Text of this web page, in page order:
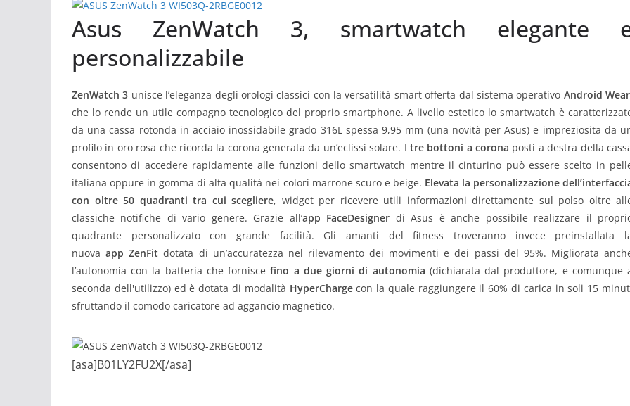
Asus ZenWatch 3, smartwatch elegante
personalizzabile
ZenWatch 3 unisce l’eleganza degli orologi classici con la versatilità smart offerta dal sistema operativo Android Wear
che lo rende un utile compagno tecnologico del proprio smartphone. A livello estetico lo smartwatch è
da una cassa rotonda in acciaio inossidabile grado 316L spessa 9,95 mm (una novità per Asus) e impreziosita da
profilo in oro rosa che ricorda la corona generata da un’eclissi solare. I tre bottoni a corona posti a destra della
consentono di accedere rapidamente alle funzioni dello smartwatch mentre il cinturino può essere scelto in
italiana oppure in gomma di alta qualità nei colori marrone scuro e beige. Elevata la personalizzazione
con oltre 50 quadranti tra cui scegliere, widget per ricevere utili informazioni direttamente sul polso oltre
classiche notifiche di vario genere. Grazie all’app FaceDesigner di Asus è anche possibile realizzare il
quadrante personalizzato con grande facilità. Gli amanti del fitness troveranno invece preinstallata
nuovaapp ZenFit dotata di un’accuratezza nel rilevamento dei movimenti e dei passi del 95%. Migliorata
l’autonomia con la batteria che forniscefino a due giorni di autonomia (dichiarata dal produttore, e comunque
seconda dell'utilizzo) ed è dotata di modalità HyperChargecon la quale raggiungere il 60% di carica in soli 15
sfruttando il comodo caricatore ad aggancio magnetico.
[asa]B01LY2FU2X[/asa]